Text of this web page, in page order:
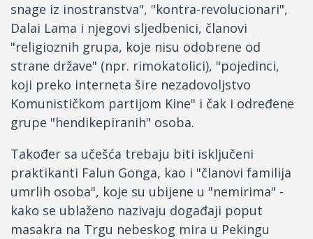
snage iz inostranstva", "kontra-revolucionari",
Dalai Lama i njegovi sljedbenici, članovi
"religioznih grupa, koje nisu odobrene od
strane države" (npr. rimokatolici), "pojedinci,
koji preko interneta šire nezadovoljstvo
Komunističkom partijom Kine" i čak i određene
grupe "hendikepiranih" osoba.
Također sa učešća trebaju biti isključeni
praktikanti Falun Gonga, kao i "članovi familija
umrlih osoba", koje su ubijene u "nemirima" -
kako se ublaženo nazivaju događaji poput
masakra na Trgu nebeskog mira u Pekingu